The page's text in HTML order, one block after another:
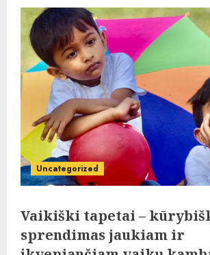
Uncategorized
Vaikiški tapetai –
sprendimas jaukiam ir